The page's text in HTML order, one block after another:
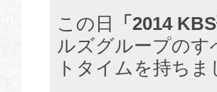
この日
「2014
ルズグループの
トタイムを持ちま